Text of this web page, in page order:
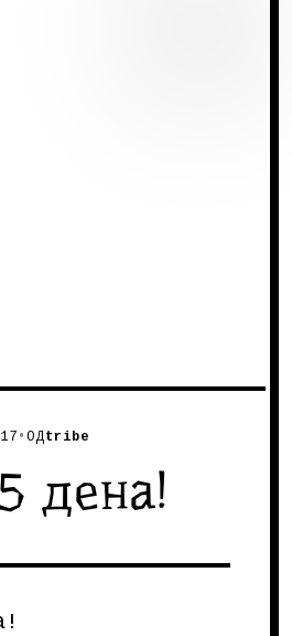
•ОДtribe
дена!